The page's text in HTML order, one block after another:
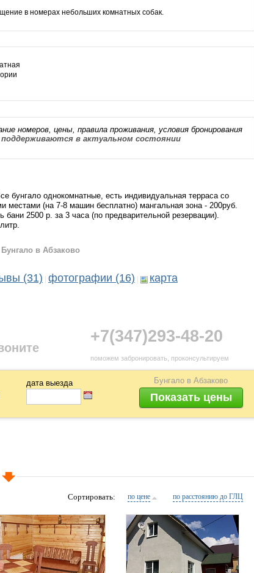
в номерах небольших комнатных собак.
номеров, цены, правила проживания, условия бронирования
в актуальном состоянии
бунгало однокомнатные, есть индивидуальная терраса со
(на 7-8 машин бесплатно) мангальная зона - 200руб.
2500 р. за 3 часа (по предварительной резервации).
Бунгало в Абзаково
(31) фотографии (16) карта
+7(347)293-48-20
поможем забронировать, проконсультируем
дата выезда Бунгало в Абзаково
по расстоянию до ГЛЦ
по цене
Сортировать: